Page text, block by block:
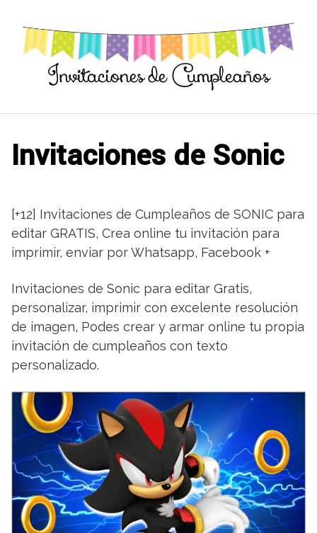
contenido
Invitaciones de Sonic
[+12] Invitaciones de Cumpleaños de SONIC para
editar GRATIS, Crea online tu invitación para
imprimir, enviar por Whatsapp, Facebook +
Invitaciones de Sonic para editar Gratis,
personalizar, imprimir con excelente resolución
de imagen, Podes crear y armar online tu propia
invitación de cumpleaños con texto
personalizado.